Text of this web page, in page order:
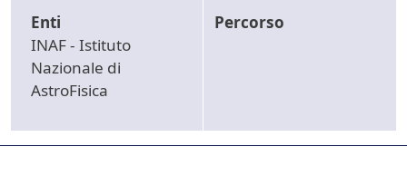
Enti
INAF - Istituto
Nazionale di
AstroFisica
Percorso